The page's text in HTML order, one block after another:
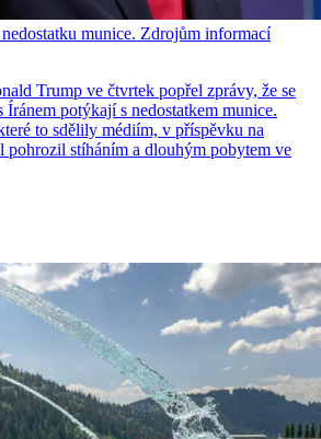
munice. Zdrojům informací
Trump ve čtvrtek popřel zprávy, že se
Íránem potýkají s nedostatkem munice.
to sdělily médiím, v příspěvku na
pohrozil stíháním a dlouhým pobytem ve